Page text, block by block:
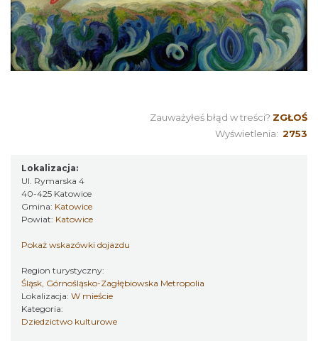
Zauważyłeś błąd w treści? ZGŁOŚ
Wyświetlenia: 2753
Lokalizacja:
Ul. Rymarska 4
40-425 Katowice
Gmina: Katowice
Powiat: Katowice
Pokaż wskazówki dojazdu
Region turystyczny:
Śląsk, Górnośląsko-Zagłębiowska Metropolia
Lokalizacja: W mieście
Kategoria:
Dziedzictwo kulturowe